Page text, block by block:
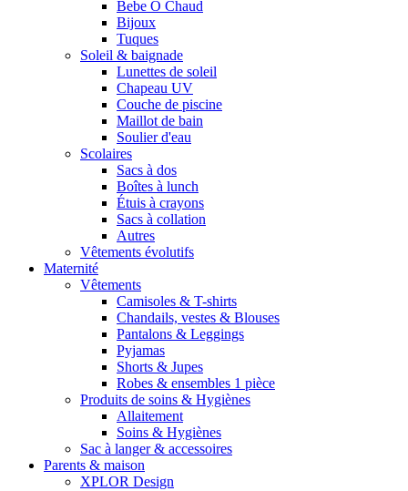
Bebe Ô Chaud
Bijoux
Tuques
Soleil & baignade
Lunettes de soleil
Chapeau UV
Couche de piscine
Maillot de bain
Soulier d'eau
Scolaires
Sacs à dos
Boîtes à lunch
Étuis à crayons
Sacs à collation
Autres
Vêtements évolutifs
Maternité
Vêtements
Camisoles & T-shirts
Chandails, vestes & Blouses
Pantalons & Leggings
Pyjamas
Shorts & Jupes
Robes & ensembles 1 pièce
Produits de soins & Hygiènes
Allaitement
Soins & Hygiènes
Sac à langer & accessoires
Parents & maison
XPLOR Design